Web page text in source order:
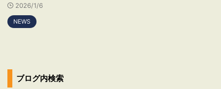
2026/1/6
NEWS
ブログ内検索